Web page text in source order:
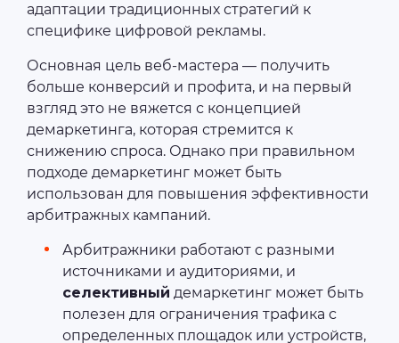
адаптации традиционных стратегий к
специфике цифровой рекламы.
Основная цель веб-мастера — получить
больше конверсий и профита, и на первый
взгляд это не вяжется с концепцией
демаркетинга, которая стремится к
снижению спроса. Однако при правильном
подходе демаркетинг может быть
использован для повышения эффективности
арбитражных кампаний.
Арбитражники работают с разными
источниками и аудиториями, и
селективный демаркетинг может быть
полезен для ограничения трафика с
определенных площадок или устройств,